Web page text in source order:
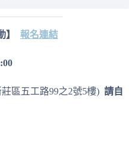
】 報名連結
區五工路99之2號5樓) 請自